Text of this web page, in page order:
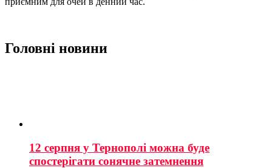
Головні новини
12 серпня у Тернополі можна буде
спостерігати сонячне затемнення